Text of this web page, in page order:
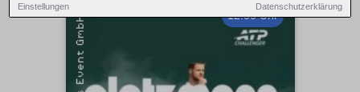
Einstellungen Datenschutzerklärung
12:00 Uhr